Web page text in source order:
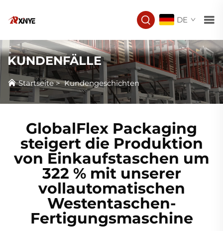
DE
KUNDENFÄLLE
Startseite>Kundengeschichten
GlobalFlex Packaging
steigert die Produktion
von Einkaufstaschen um
322 % mit unserer
vollautomatischen
Westentaschen-
Fertigungsmaschine